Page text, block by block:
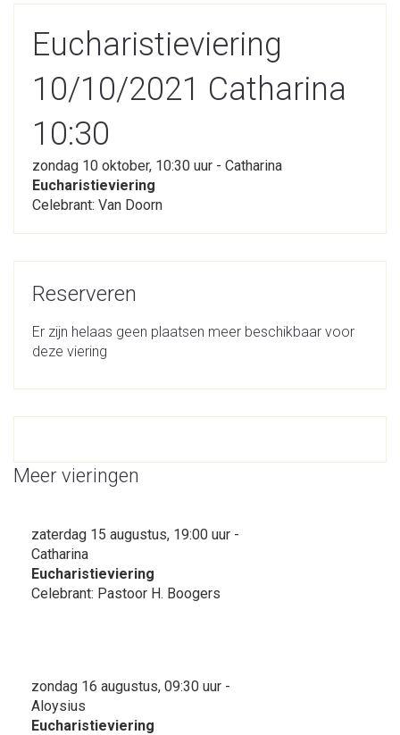
Eucharistieviering
10/10/2021 Catharina
10:30
zondag 10 oktober, 10:30 uur - Catharina
Eucharistieviering
Celebrant: Van Doorn
Reserveren
Er zijn helaas geen plaatsen meer beschikbaar voor
deze viering
Meer vieringen
zaterdag 15 augustus, 19:00 uur -
Catharina
Eucharistieviering
Celebrant: Pastoor H. Boogers
zondag 16 augustus, 09:30 uur -
Aloysius
Eucharistieviering